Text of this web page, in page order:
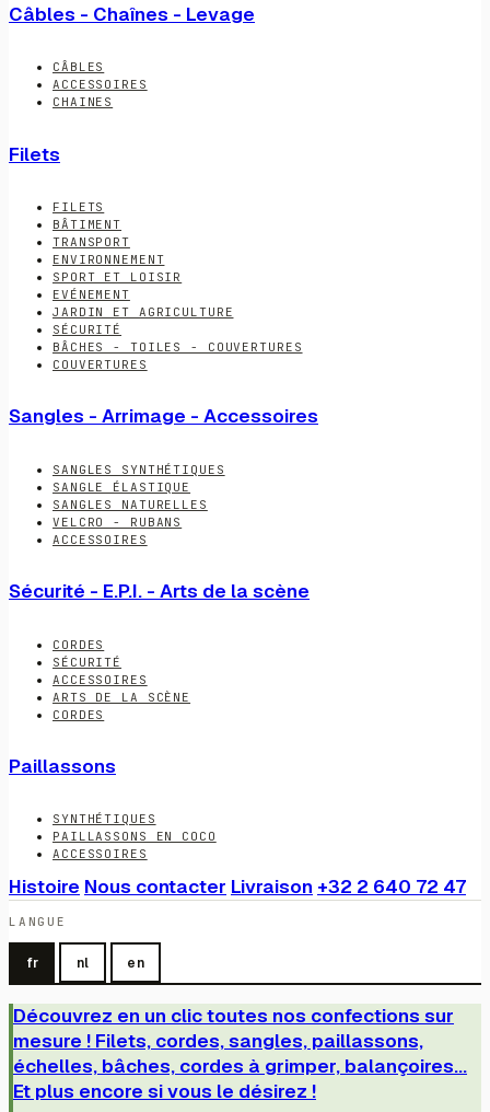
Câbles - Chaînes - Levage
CÂBLES
ACCESSOIRES
CHAINES
Filets
FILETS
BÂTIMENT
TRANSPORT
ENVIRONNEMENT
SPORT ET LOISIR
EVÉNEMENT
JARDIN ET AGRICULTURE
SÉCURITÉ
BÂCHES - TOILES - COUVERTURES
COUVERTURES
Sangles - Arrimage - Accessoires
SANGLES SYNTHÉTIQUES
SANGLE ÉLASTIQUE
SANGLES NATURELLES
VELCRO - RUBANS
ACCESSOIRES
Sécurité - E.P.I. - Arts de la scène
CORDES
SÉCURITÉ
ACCESSOIRES
ARTS DE LA SCÈNE
CORDES
Paillassons
SYNTHÉTIQUES
PAILLASSONS EN COCO
ACCESSOIRES
Histoire Nous contacter Livraison +32 2 640 72 47
LANGUE
fr nl en
Découvrez en un clic toutes nos confections sur
mesure ! Filets, cordes, sangles, paillassons,
échelles, bâches, cordes à grimper, balançoires...
Et plus encore si vous le désirez !